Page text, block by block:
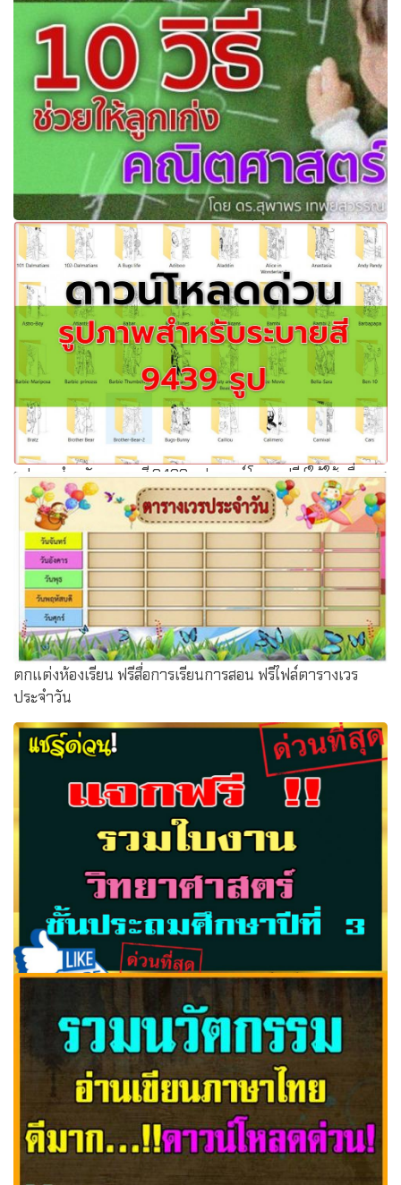
ฟรีสื่อการเรียนการสอน แบบฝึกอ่านสระเสียงยาว สื่อการเรียน
การสอน ภาษาไทย ฟรีสื่อการเรียนการสอน แบบฝึกอ่านสระ
เทคนิค 10 วิธีช่วยให้ลูกเก่งคณิตศาสตร์ ต้องทำอย่างไรบ้าง ไป
ดูกันครับ
รูปภาพสำหรับระบายสี 9439 รูป ดาวน์โหลดฟรี (ให้ใช้เพื่อการ
ศึกษา)
ตกแต่งห้องเรียน ฟรีสื่อการเรียนการสอน ฟรีไฟล์ตารางเวร
ประจำวัน
รวมใบงานวิทยาศาสตร์ ป.3